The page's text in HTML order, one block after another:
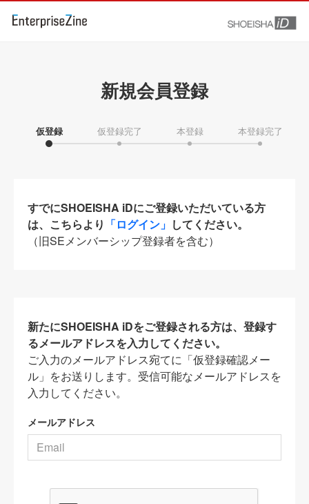
新規会員登録
仮登録 仮登録完了 本登録 本登録完了
すでにSHOEISHA iDにご登録いただいている方
は、こちらより 「ログイン」 してください。
（旧SEメンバーシップ登録者を含む）
新たにSHOEISHA iDをご登録される方は、登録す
るメールアドレスを入力してください。
ご入力のメールアドレス宛てに「仮登録確認メー
ル」をお送りします。受信可能なメールアドレスを
入力してください。
メールアドレス